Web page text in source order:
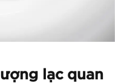
lạc quan